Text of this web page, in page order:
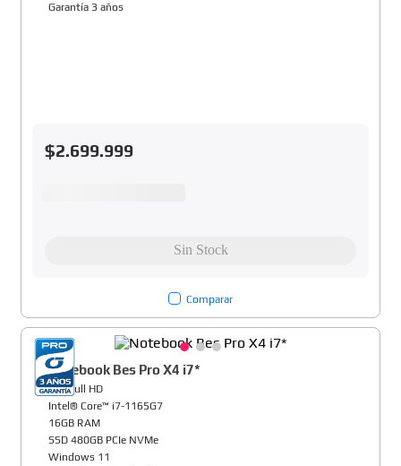
Garantía 3 años
$2.699.999
Comparar
Notebook Bes Pro X4 i7*
14" Full HD
Intel® Core™ i7-1165G7
16GB RAM
SSD 480GB PCIe NVMe
Windows 11